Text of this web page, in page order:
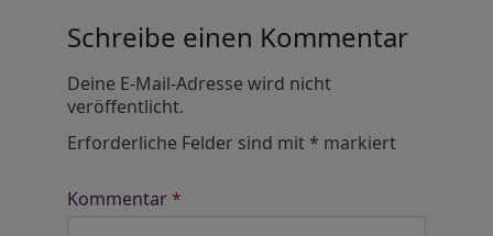
Schreibe einen Kommentar
Deine E-Mail-Adresse wird nicht
veröffentlicht.
Erforderliche Felder sind mit* markiert
Kommentar*